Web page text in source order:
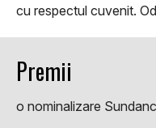
cu respectul cuvenit.
Premii
o nominalizare